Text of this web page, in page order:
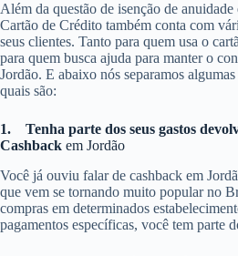
Além da questão de isenção de
Cartão de Crédito também conta com
seus clientes. Tanto para quem usa o
para quem busca ajuda para manter o
Jordão. E abaixo nós separamos
quais são:
1.
Tenha parte dos seus gastos
Cashback em Jordão
Você já ouviu falar de cashback em
que vem se tornando muito popular no
compras em determinados
pagamentos específicas, você tem parte